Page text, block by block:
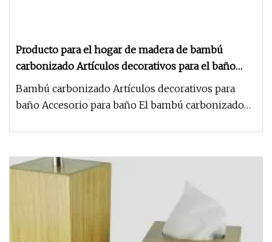
Producto para el hogar de madera de bambú
carbonizado Artículos decorativos para el baño
Accesorio para el baño
Bambú carbonizado Artículos decorativos para
baño Accesorio para baño El bambú carbonizado